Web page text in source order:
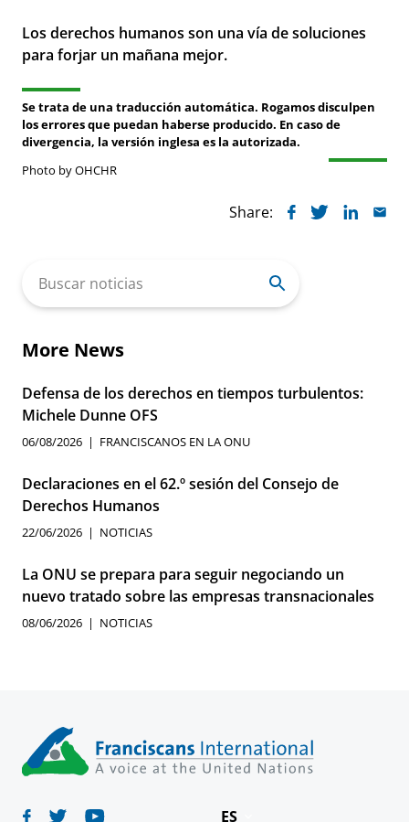
Los derechos humanos son una vía de soluciones
para forjar un mañana mejor.
Se trata de una traducción automática. Rogamos disculpen
los errores que puedan haberse producido. En caso de
divergencia, la versión inglesa es la autorizada.
Photo by OHCHR
Share:
for:
More News
Defensa de los derechos en tiempos turbulentos:
Michele Dunne OFS
06/08/2026 FRANCISCANOS EN LA ONU
Declaraciones en el 62.º sesión del Consejo de
Derechos Humanos
22/06/2026 NOTICIAS
La ONU se prepara para seguir negociando un
nuevo tratado sobre las empresas transnacionales
08/06/2026 NOTICIAS
ES